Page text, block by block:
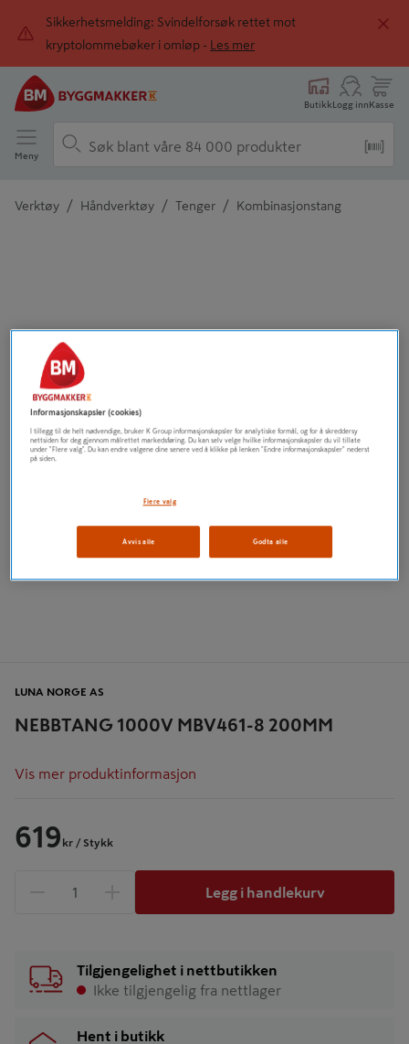
Sikkerhetsmelding: Svindelforsøk rettet mot
kryptolommebøker i omløp -
Les mer
ButikkLogg innKasse
Meny
Verktøy / Håndverktøy / Tenger / Kombinasjonstang
NEBBTANG 1000V MBV461-8 200MM
LUNA NORGE AS
Vis mer produktinformasjon
619 kr / Stykk
1 produkter
Legg i handlekurv
Tilgjengelighet i nettbutikken
Ikke tilgjengelig fra nettlager
Hent i butikk
Informasjonskapsler (cookies)
I tillegg til de helt nødvendige, bruker K Group informasjonskapsler for analytiske formål, og for å skreddersy
nettsiden for deg gjennom målrettet markedsføring. Du kan selv velge hvilke informasjonskapsler du vil tillate
under "Flere valg". Du kan endre valgene dine senere ved å klikke på lenken "Endre informasjonskapsler" nederst
på siden.
Flere valg
Avvis alle Godta alle